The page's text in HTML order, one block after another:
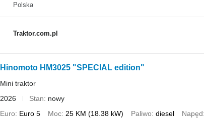
Polska
Traktor.com.pl
Hinomoto HM3025 "SPECIAL edition"
Mini traktor
2026
Stan
nowy
Euro
Euro 5 Moc 25 KM (18.38 kW) Paliwo diesel Napęd